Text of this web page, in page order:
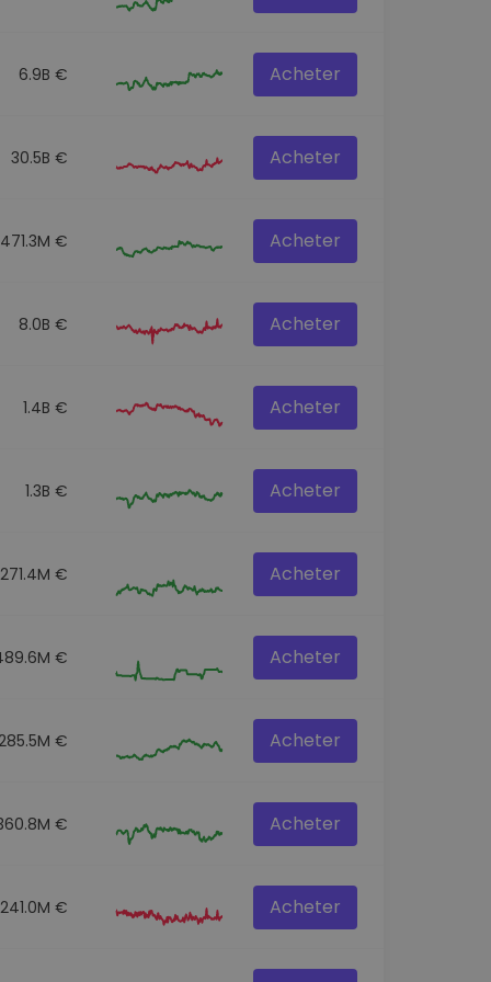
6.9B € Acheter
30.5B € Acheter
471.3M € Acheter
8.0B € Acheter
1.4B € Acheter
1.3B € Acheter
271.4M € Acheter
€ Acheter
€ Acheter
€ Acheter
241.0M € Acheter